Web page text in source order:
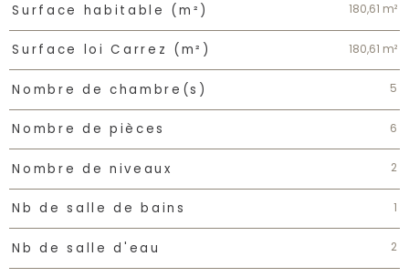
Surface habitable (m²) 180,61 m²
Surface loi Carrez (m²) 180,61 m²
Nombre de chambre(s) 5
Nombre de pièces 6
Nombre de niveaux 2
Nb de salle de bains 1
Nb de salle d'eau 2